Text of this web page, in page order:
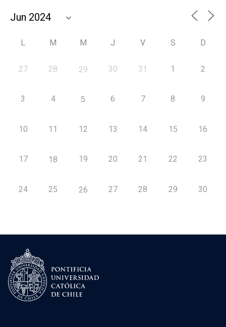
L M M J V S D
27 28 29 30 31 1 2
3 4 5 6 7 8 9
10 11 12 13 14 15 16
17 18 19 20 21 22 23
24 25 26 27 28 29 30